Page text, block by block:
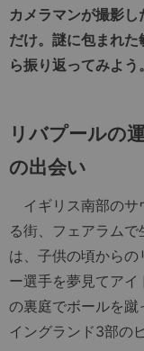
カメラマンが撮影
だけ。謎に包まれ
ら振り返ってみよう。
リバプールの
の出会い
イギリス南部のサ
る街、フェアラム
は、子供の頃から
ー選手を夢見てア
の裏庭でボールを
イングランド3部の